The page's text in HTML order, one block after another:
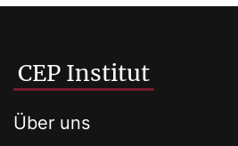
CEP Institut
Über uns